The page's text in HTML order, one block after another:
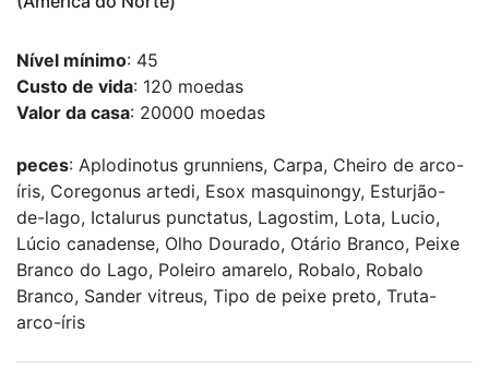
Nível mínimo: 45
Custo de vida: 120 moedas
Valor da casa: 20000 moedas
peces: Aplodinotus grunniens, Carpa, Cheiro de arco-
íris, Coregonus artedi, Esox masquinongy, Esturjão-
de-lago, Ictalurus punctatus, Lagostim, Lota, Lucio,
Lúcio canadense, Olho Dourado, Otário Branco, Peixe
Branco do Lago, Poleiro amarelo, Robalo, Robalo
Branco, Sander vitreus, Tipo de peixe preto, Truta-
arco-íris